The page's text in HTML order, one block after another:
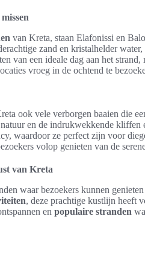
van Kreta, staan Elafonissi en
zand en kristalhelder
van een ideale dag aan het
vroeg in de ochtend te
ook vele verborgen baaien die
en de indrukwekkende kliffen
waardoor ze perfect zijn voor
volop genieten van de
van Kreta
waar bezoekers kunnen
, deze prachtige kustlijn heeft
en populaire stranden